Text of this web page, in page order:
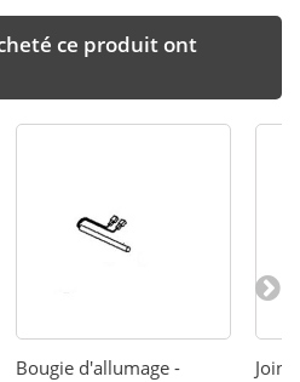
ce produit ont
Bougie d'allumage -